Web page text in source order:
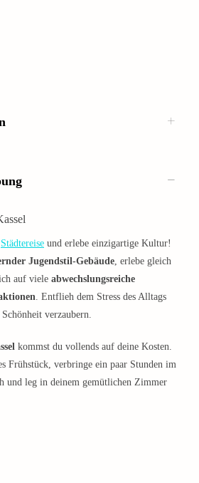
Städtereise und erlebe einzigartige Kultur!
Jugendstil-Gebäude, erlebe gleich
auf viele abwechslungsreiche
. Entflieh dem Stress des Alltags
verzaubern.
kommst du vollends auf deine Kosten.
Frühstück, verbringe ein paar Stunden im
und leg in deinem gemütlichen Zimmer